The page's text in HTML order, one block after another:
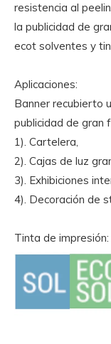
resistencia al
la publicidad de
ecot solventes y
Aplicaciones:
Banner recubierto
publicidad de gran
1). Cartelera,
2). Cajas de luz
3). Exhibiciones
4). Decoración de
Tinta de impresión: